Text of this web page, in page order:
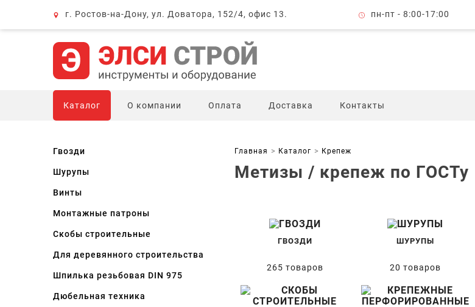
г. Ростов-на-Дону, ул. Доватора, 152/4, офис 13. пн-пт - 8:00-17:00
Каталог О компании Оплата Доставка Контакты
Гвозди
Шурупы
Винты
Монтажные патроны
Скобы строительные
Для деревянного строительства
Шпилька резьбовая DIN 975
Дюбельная техника
Главная Каталог Крепеж
Метизы / крепеж по ГОСТу
ГВОЗДИ
265 товаров
ШУРУПЫ
20 товаров